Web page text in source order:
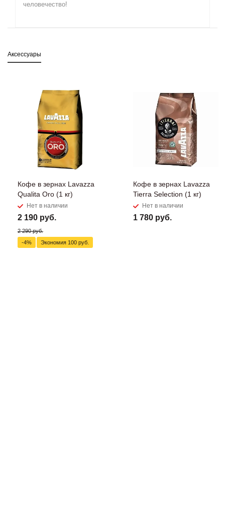
человечество!
Аксессуары
Кофе в зернах Lavazza
Qualita Oro (1 кг)
Нет в наличии
2 190 руб.
2 290 руб.
-4%
Экономия 100 руб.
Кофе в зернах Lavazza
Tierra Selection (1 кг)
Нет в наличии
1 780 руб.